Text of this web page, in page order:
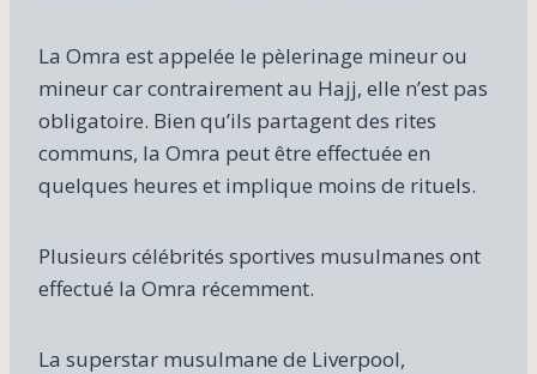
La Omra est appelée le pèlerinage mineur ou
mineur car contrairement au Hajj, elle n’est pas
obligatoire. Bien qu’ils partagent des rites
communs, la Omra peut être effectuée en
quelques heures et implique moins de rituels.
Plusieurs célébrités sportives musulmanes ont
effectué la Omra récemment.
La superstar musulmane de Liverpool,